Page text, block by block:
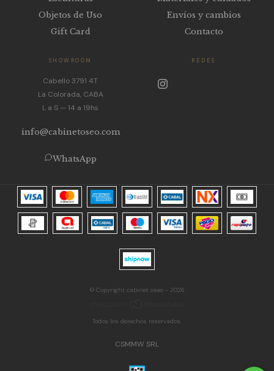
Objetos de Uso
Gift Card
Envíos y cambios
Contacto
SHOWROOM
Cabello 3791 4T
La Colorada, CABA
L a S — 14 a 19hs
info@cabinetoseo.com
WhatsApp
REDES
© Copyright cabinet oseo - 2026
Todos los derechos reservados.
CSMMW SRL